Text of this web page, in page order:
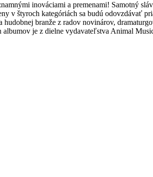
inováciami a premenami! Samotný
v štyroch kategóriách sa budú odovzdávať
branže z radov novinárov,
je z dielne vydavateľstva Animal